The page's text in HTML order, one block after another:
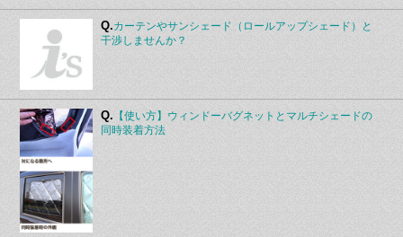
Q.カーテンやサンシェード（ロールアップシェード）と
干渉しませんか？
Q. 【使い方】ウィンドーバグネットとマルチシェードの
同時装着方法